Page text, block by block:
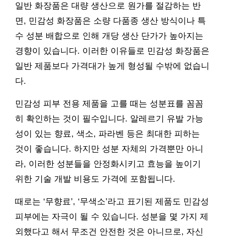
일반 화장품은 대량 생산으로 원가를 절감하는 반
면, 민감성 화장품은 소량 다품종 생산 방식이나 특
수 성분 배합으로 인해 개당 생산 단가가 높아지는
경향이 있습니다. 이러한 이유들로 민감성 화장품은
일반 제품보다 가격대가 높게 형성될 수밖에 없습니
다.
민감성 피부 전용 제품을 고를 때는 성분표를 꼼꼼
히 확인하는 것이 필수입니다. 알레르기 유발 가능
성이 있는 향료, 색소, 파라벤 등은 최대한 피하는
것이 좋습니다. 하지만 성분 자체의 가격뿐만 아니
라, 이러한 성분들을 안정화시키고 효능을 높이기
위한 기술 개발 비용도 가격에 포함됩니다.
때로는 ‘무향료’, ‘무색소’라고 표기된 제품도 민감성
피부에는 자극이 될 수 있습니다. 성분을 몇 가지 제
외했다고 해서 무조건 안전한 것은 아니므로, 자신